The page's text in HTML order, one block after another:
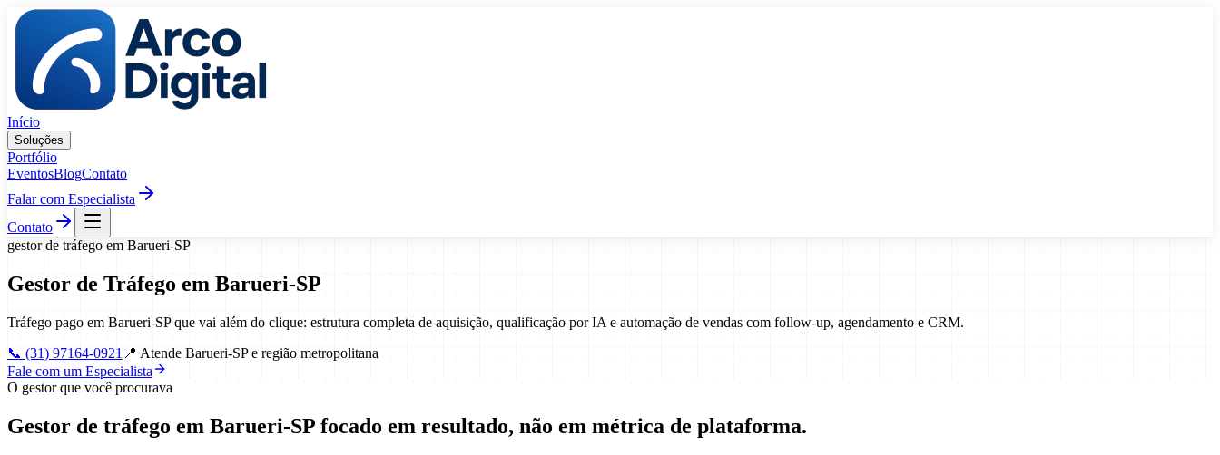
Pular para o conteúdo
Início
Soluções
Portfólio
EventosBlogContato
Falar com Especialista
Contato
gestor de tráfego em Barueri-SP
Gestor de Tráfego em Barueri-SP
Tráfego pago em Barueri-SP que vai além do clique: estrutura completa de aquisição, qualificação por IA e automação de vendas com follow-up, agendamento e CRM.
📞 (31) 97164-0921 📍 Atende Barueri-SP e região metropolitana
Fale com um Especialista
O gestor que você procurava
Gestor de tráfego em Barueri-SP focado em resultado, não em métrica de plataforma.